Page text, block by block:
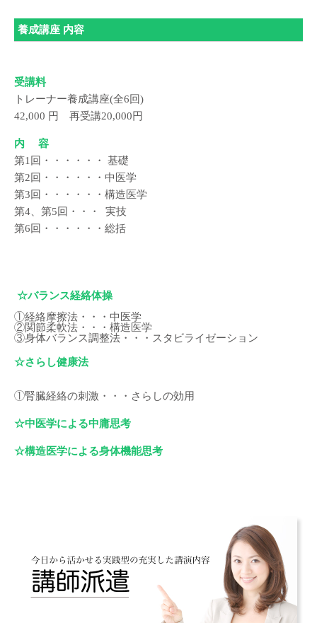
養成講座 内容
受講料
トレーナー養成講座(全6回)
42,000 円 再受講20,000円
内 容
第1回・・・・・・ 基礎
第2回・・・・・・中医学
第3回・・・・・・構造医学
第4、第5回・・・ 実技
第6回・・・・・・総括
☆バランス経絡体操
①経絡摩擦法・・・中医学
②関節柔軟法・・・構造医学
③身体バランス調整法・・・スタビライゼーション
☆さらし健康法
①腎臓経絡の刺激・・・さらしの効用
☆中医学による中庸思考
☆構造医学による身体機能思考